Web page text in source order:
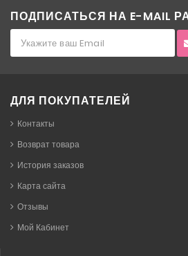
ПОДПИСАТЬСЯ НА E-MAIL
ДЛЯ ПОКУПАТЕЛЕЙ
Контакты
Возврат товара
История заказов
Карта сайта
Отзывы
Мой Кабинет